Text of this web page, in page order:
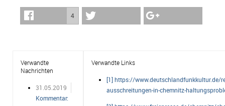
4
Verwandte
Nachrichten
31.05.2019
Kommentar:
Verwandte Links
[1] https://www.deutschlandfunkkultur.de/
ausschreitungen-in-chemnitz-